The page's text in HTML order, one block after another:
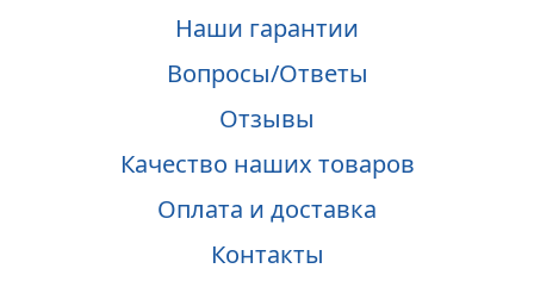
Наши гарантии
Вопросы/Ответы
Отзывы
Качество наших товаров
Оплата и доставка
Контакты